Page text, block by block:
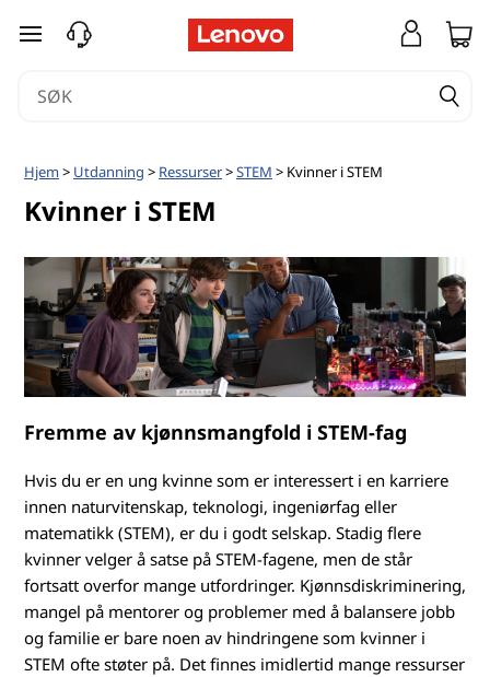
K
M
H
gå til hovedinnhold
Hjem> Utdanning > Ressurser>STEM > Kvinner i STEM
Kvinner i STEM
Fremme av kjønnsmangfold i STEM-fag
Hvis du er en ung kvinne som er interessert i en karriere
innen naturvitenskap, teknologi, ingeniørfag eller
matematikk (STEM), er du i godt selskap. Stadig flere
kvinner velger å satse på STEM-fagene, men de står
fortsatt overfor mange utfordringer. Kjønnsdiskriminering,
mangel på mentorer og problemer med å balansere jobb
og familie er bare noen av hindringene som kvinner i
STEM ofte støter på. Det finnes imidlertid mange ressurser